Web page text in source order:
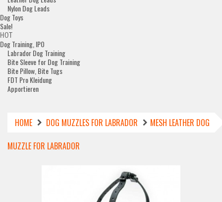
Nylon Dog Leads
Dog Toys
Sale!
HOT
Dog Training, IPO
Labrador Dog Training
Bite Sleeve for Dog Training
Bite Pillow, Bite Tugs
FDT Pro Kleidung
Apportieren
HOME DOG MUZZLES FOR LABRADOR
MESH LEATHER DOG
MUZZLE FOR LABRADOR